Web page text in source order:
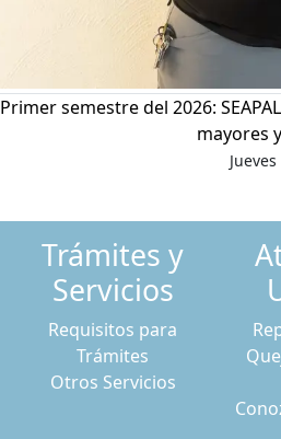
Primer semestre del 2026:
mayores
Trámites y
Servicios
Requisitos para
Trámites
Otros Servicios